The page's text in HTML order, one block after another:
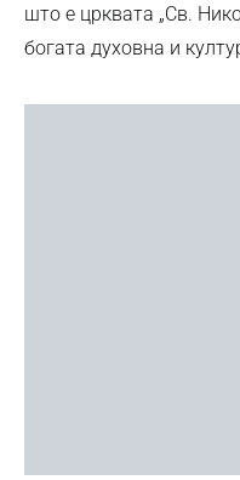
што е црквата „Св.
богата духовна и